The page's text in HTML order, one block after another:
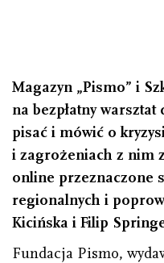
Magazyn „Pismo” i
na bezpłatny
pisać i mówić o
i zagrożeniach z nim
online przeznaczone
regionalnych i
Kicińska i Filip
Fundacja Pismo,